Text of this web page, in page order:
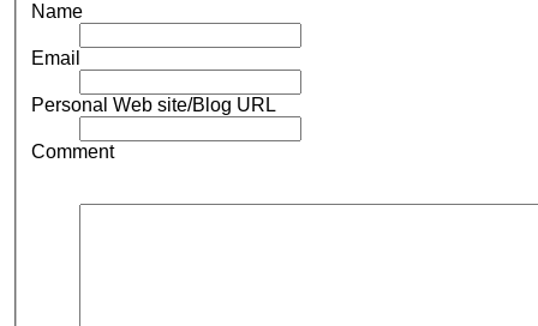
Name
Email
Personal Web site/Blog URL
Comment